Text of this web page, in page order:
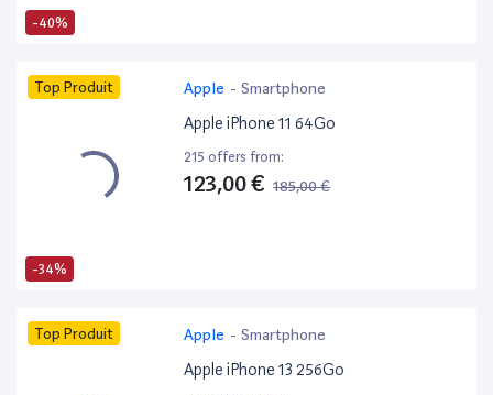
-40%
-34%
Top Produit Apple - Smartphone
Apple iPhone 11 64Go
215 offers from:
123,00 € 185,00 €
Top Produit Apple - Smartphone
Apple iPhone 13 256Go